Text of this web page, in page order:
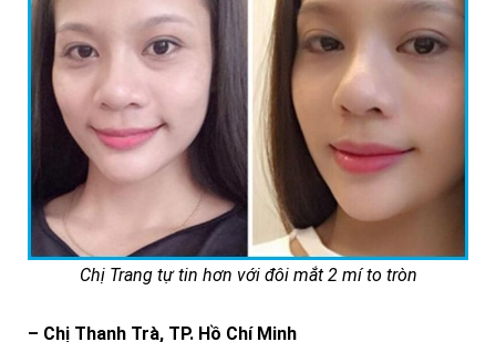
Chị Trang tự tin hơn với đôi mắt 2 mí to tròn
– Chị Thanh Trà, TP. Hồ Chí Minh